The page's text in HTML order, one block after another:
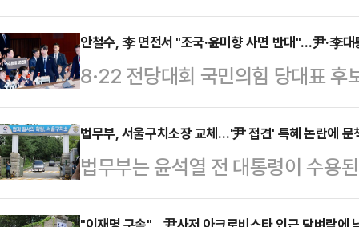
"전직 대통령에 대한 일말의 예우,
다.나 의원은 15일 오후 페이스북
를 받을 당시, 수갑과 전자발찌를
원은 "도주위험이 있는 흉포한 범
통령에게 이렇게까지 가하고 언론
민주당 정권의 전직 대통령에 대한
지경을 넘어섰다. 정치…
안철수, 李 면전서 "조국·윤미향 사면 반대"…尹·李대
8·22 전당대회 국민의힘 당대표 후
축사를 하고 있는 이재명 대통령의
향 전 의원의 광복절 특별사면에 반
사면을 비판함과 동시에, 의도치 않
를 상기시키면서 혁신파 당권주자
법무부, 서울구치소장 교체…'尹 접견' 특혜 논란에 문
법무부는 윤석열 전 대통령이 수용
다.윤 전 대통령에 대한 특혜 논란